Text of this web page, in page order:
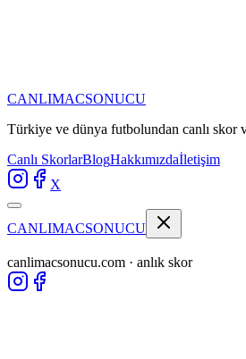
CANLIMACSONUCU
Türkiye ve dünya futbolundan canlı skor
Canlı SkorlarBlogHakkımızdaİletişim
X
CANLIMACSONUCU
canlimacsonucu.com · anlık skor